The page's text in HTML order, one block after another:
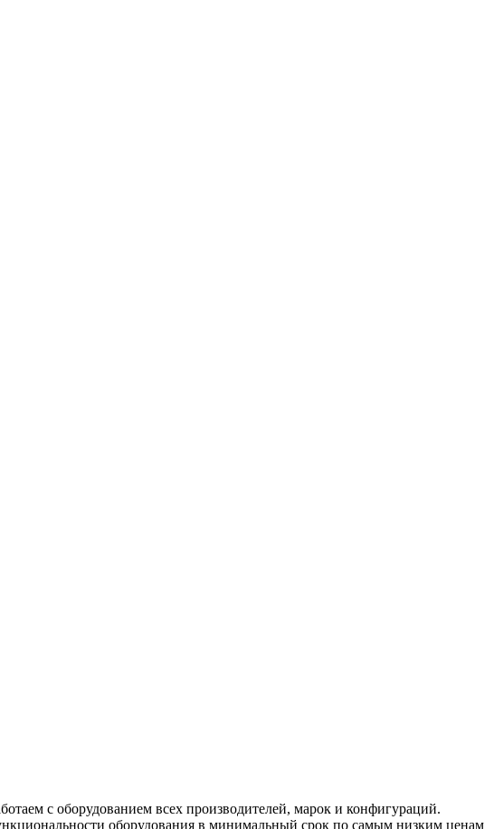
с оборудованием всех производителей, марок и конфигураций.
оборудования в минимальный срок по самым низким ценам